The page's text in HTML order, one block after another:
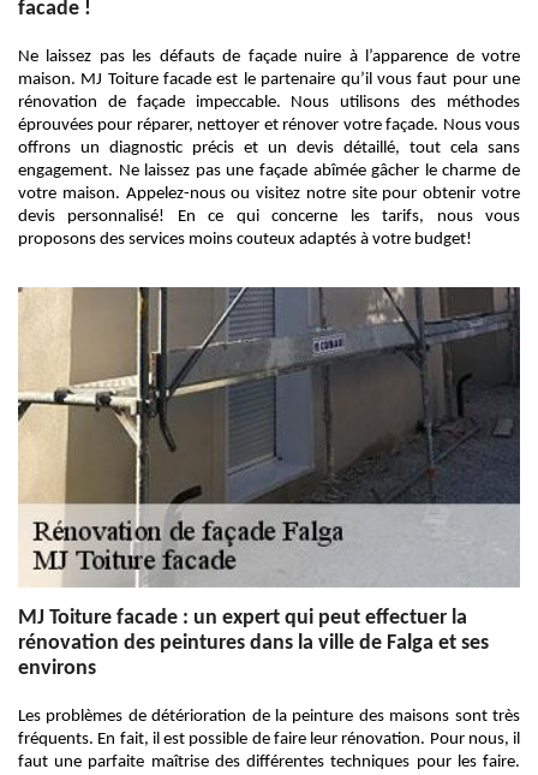
facade !
Ne laissez pas les défauts de façade nuire à l’apparence de votre
maison. MJ Toiture facade est le partenaire qu’il vous faut pour une
rénovation de façade impeccable. Nous utilisons des méthodes
éprouvées pour réparer, nettoyer et rénover votre façade. Nous vous
offrons un diagnostic précis et un devis détaillé, tout cela sans
engagement. Ne laissez pas une façade abîmée gâcher le charme de
votre maison. Appelez-nous ou visitez notre site pour obtenir votre
devis personnalisé! En ce qui concerne les tarifs, nous vous
proposons des services moins couteux adaptés à votre budget!
MJ Toiture facade : un expert qui peut effectuer la
rénovation des peintures dans la ville de Falga et ses
environs
Les problèmes de détérioration de la peinture des maisons sont très
fréquents. En fait, il est possible de faire leur rénovation. Pour nous, il
faut une parfaite maîtrise des différentes techniques pour les faire.